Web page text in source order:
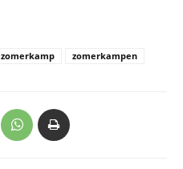
zomerkamp zomerkampen